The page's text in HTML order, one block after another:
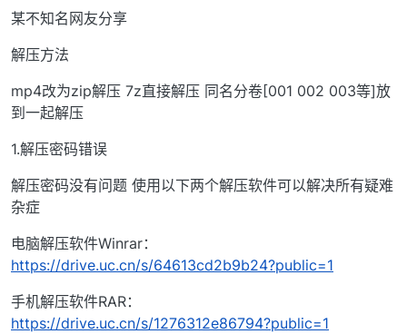
某不知名网友分享
解压方法
mp4改为zip解压 7z直接解压 同名分卷[001 002 003等]放
到一起解压
1.解压密码错误
解压密码没有问题 使用以下两个解压软件可以解决所有疑难
杂症
电脑解压软件Winrar：
https://drive.uc.cn/s/64613cd2b9b24?public=1
手机解压软件RAR：
https://drive.uc.cn/s/1276312e86794?public=1